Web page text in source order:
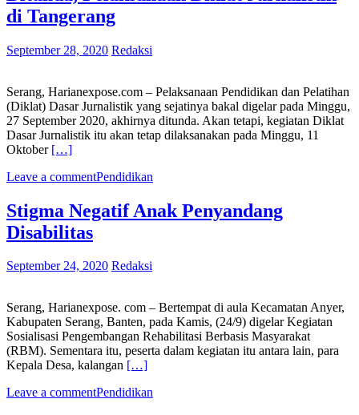
di Tangerang
September 28, 2020 Redaksi
Serang, Harianexpose.com – Pelaksanaan Pendidikan dan Pelatihan
(Diklat) Dasar Jurnalistik yang sejatinya bakal digelar pada Minggu,
27 September 2020, akhirnya ditunda. Akan tetapi, kegiatan Diklat
Dasar Jurnalistik itu akan tetap dilaksanakan pada Minggu, 11
Oktober […]
Leave a commentPendidikan
Stigma Negatif Anak Penyandang
Disabilitas
September 24, 2020 Redaksi
Serang, Harianexpose. com – Bertempat di aula Kecamatan Anyer,
Kabupaten Serang, Banten, pada Kamis, (24/9) digelar Kegiatan
Sosialisasi Pengembangan Rehabilitasi Berbasis Masyarakat
(RBM). Sementara itu, peserta dalam kegiatan itu antara lain, para
Kepala Desa, kalangan […]
Leave a commentPendidikan